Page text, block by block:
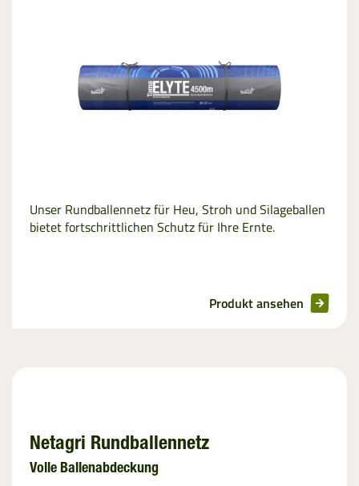
Unser Rundballennetz für Heu, Stroh und Silageballen
bietet fortschrittlichen Schutz für Ihre Ernte.
Produkt ansehen
Netagri Rundballennetz
Volle Ballenabdeckung